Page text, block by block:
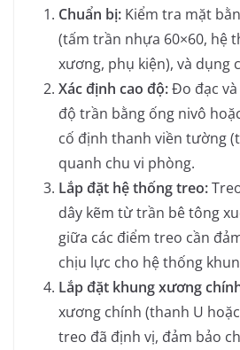
Chuẩn bị: Kiểm tra mặt
(tấm trần nhựa 60×60, hệ
xương, phụ kiện), và dụng
Xác định cao độ:Đo đạc
độ trần bằng ống nivô
cố định thanh viền tường
quanh chu vi phòng.
Lắp đặt hệ thống treo:
dây kẽm từ trần bê tông
giữa các điểm treo cần
chịu lực cho hệ thống
Lắp đặt khung xương
xương chính (thanh U
treo đã định vị, đảm bảo